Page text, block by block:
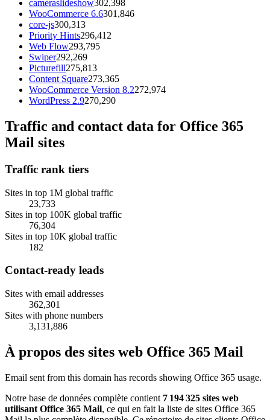
cameraslideshow302,398
WooCommerce 6.6301,846
core-js300,313
Priority Hints296,412
Web Flow293,795
Swiper292,269
Picturefill275,813
Content Square273,365
WooCommerce Version 8.2272,974
WordPress 2.9270,290
Traffic and contact data for Office 365
Mail sites
Traffic rank tiers
Sites in top 1M global traffic
23,733
Sites in top 100K global traffic
76,304
Sites in top 10K global traffic
182
Contact-ready leads
Sites with email addresses
362,301
Sites with phone numbers
3,131,886
À propos des sites web Office 365 Mail
Email sent from this domain has records showing Office 365 usage.
Notre base de données complète contient 7 194 325 sites web
utilisant Office 365 Mail, ce qui en fait la liste de sites Office 365